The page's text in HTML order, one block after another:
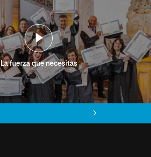
La fuerza que necesitas